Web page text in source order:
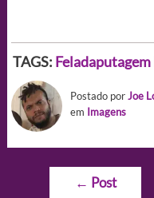
TAGS:
Postado porJoe
em Imagens
Navegação
← Post